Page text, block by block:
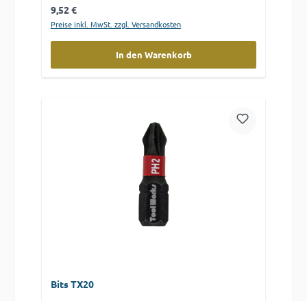
Regulärer Preis:
9,52 €
Preise inkl. MwSt. zzgl. Versandkosten
In den Warenkorb
Bits TX20